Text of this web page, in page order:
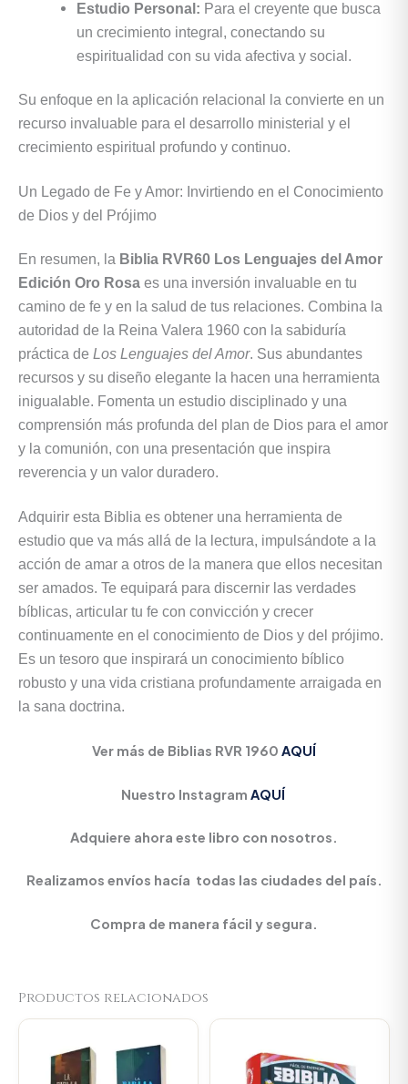
Estudio Personal: Para el creyente que busca
un crecimiento integral, conectando su
espiritualidad con su vida afectiva y social.
Su enfoque en la aplicación relacional la convierte en un
recurso invaluable para el desarrollo ministerial y el
crecimiento espiritual profundo y continuo.
Un Legado de Fe y Amor: Invirtiendo en el Conocimiento
de Dios y del Prójimo
En resumen, la Biblia RVR60 Los Lenguajes del Amor
Edición Oro Rosa es una inversión invaluable en tu
camino de fe y en la salud de tus relaciones. Combina la
autoridad de la Reina Valera 1960 con la sabiduría
práctica de Los Lenguajes del Amor. Sus abundantes
recursos y su diseño elegante la hacen una herramienta
inigualable. Fomenta un estudio disciplinado y una
comprensión más profunda del plan de Dios para el amor
y la comunión, con una presentación que inspira
reverencia y un valor duradero.
Adquirir esta Biblia es obtener una herramienta de
estudio que va más allá de la lectura, impulsándote a la
acción de amar a otros de la manera que ellos necesitan
ser amados. Te equipará para discernir las verdades
bíblicas, articular tu fe con convicción y crecer
continuamente en el conocimiento de Dios y del prójimo.
Es un tesoro que inspirará un conocimiento bíblico
robusto y una vida cristiana profundamente arraigada en
la sana doctrina.
Ver más de Biblias RVR 1960 AQUÍ
Nuestro Instagram AQUÍ
Adquiere ahora este libro con nosotros.
Realizamos envíos hacía todas las ciudades del país.
Compra de manera fácil y segura.
Productos relacionados